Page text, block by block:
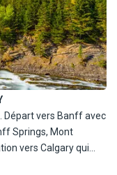
au lieu de la région
Départ vers Banff avec
Springs, Mont
vers Calgary qui
Tour d'orientation